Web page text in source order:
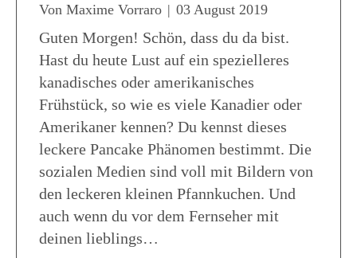
Von Maxime Vorraro | 03 August 2019
Guten Morgen! Schön, dass du da bist.
Hast du heute Lust auf ein spezielleres
kanadisches oder amerikanisches
Frühstück, so wie es viele Kanadier oder
Amerikaner kennen? Du kennst dieses
leckere Pancake Phänomen bestimmt. Die
sozialen Medien sind voll mit Bildern von
den leckeren kleinen Pfannkuchen. Und
auch wenn du vor dem Fernseher mit
deinen lieblings…